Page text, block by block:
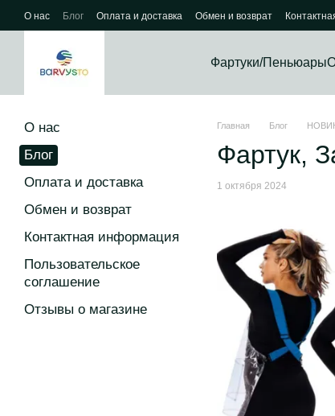
Перейти к основному контенту
О нас Блог Оплата и доставка Обмен и возврат
Фартуки/Пеньюары
Главная Блог
Фартук,
1 октября 2024
О нас
Блог
Оплата и доставка
Обмен и возврат
Контактная информация
Пользовательское
соглашение
Отзывы о магазине